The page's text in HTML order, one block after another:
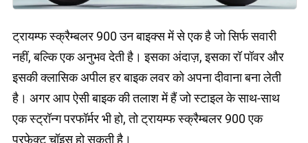
ट्रायम्फ स्क्रैम्बलर 900 उन बाइक्स में से एक है जो सिर्फ सवारी
नहीं, बल्कि एक अनुभव देती है। इसका अंदाज़, इसका रॉ पॉवर और
इसकी क्लासिक अपील हर बाइक लवर को अपना दीवाना बना लेती
है। अगर आप ऐसी बाइक की तलाश में हैं जो स्टाइल के साथ-साथ
एक स्ट्रॉन्ग परफॉर्मर भी हो, तो ट्रायम्फ स्क्रैम्बलर 900 एक
परफेक्ट चॉइस हो सकती है।